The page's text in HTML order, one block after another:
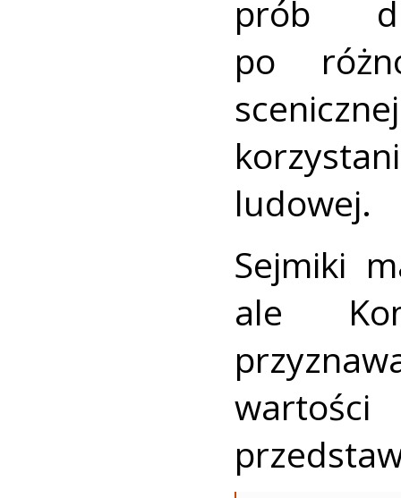
prób
po
ludowej.
Sejmiki
ale